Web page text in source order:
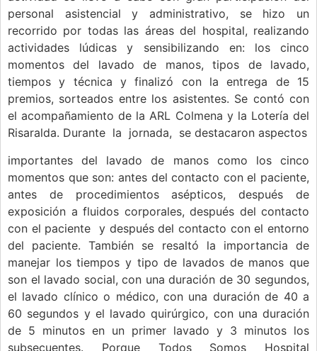
personal asistencial y administrativo, se hizo un
recorrido por todas las áreas del hospital, realizando
actividades lúdicas y sensibilizando en: los cinco
momentos del lavado de manos, tipos de lavado,
tiempos y técnica y finalizó con la entrega de 15
premios, sorteados entre los asistentes. Se contó con
el acompañamiento de la ARL Colmena y la Lotería del
Risaralda. Durante la jornada, se destacaron aspectos
importantes del lavado de manos como los cinco
momentos que son: antes del contacto con el paciente,
antes de procedimientos asépticos, después de
exposición a fluidos corporales, después del contacto
con el paciente y después del contacto con el entorno
del paciente. También se resaltó la importancia de
manejar los tiempos y tipo de lavados de manos que
son el lavado social, con una duración de 30 segundos,
el lavado clínico o médico, con una duración de 40 a
60 segundos y el lavado quirúrgico, con una duración
de 5 minutos en un primer lavado y 3 minutos los
subsecuentes. Porque Todos Somos Hospital